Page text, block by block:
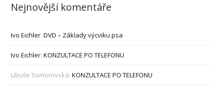
Nejnovější komentáře
Ivo Eichler:DVD – Základy výcviku psa
Ivo Eichler:KONZULTACE PO TELEFONU
Libuše Somorovská:KONZULTACE PO TELEFONU